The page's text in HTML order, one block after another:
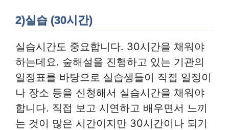
2)실습 (30시간)
실습시간도 중요합니다. 30시간을 채워야
하는데요. 숲해설을 진행하고 있는 기관의
일정표를 바탕으로 실습생들이 직접 일정이
나 장소 등을 신청해서 실습시간을 채워야
합니다. 직접 보고 시연하고 배우면서 느끼
는 것이 많은 시간이지만 30시간이나 되기